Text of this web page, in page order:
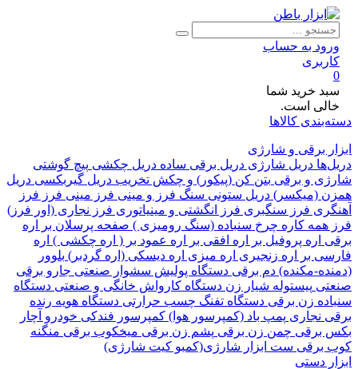
به حساب
خرید شما
است.
کالاها
برقی و شارژی
دریل شارژیدریل برقی ساده دریل چکشیپیچ گوشتی
و برقی بتن کن (پیکور) و چکش تخریبدریل گیربکسیدریل
(میکسر)دریل ستونیسنگ فرز و مینی فرز مینی فرز فرز
فرز سنگبریفرز انگشتی و مینیاتوریفرز نجاری (اور فرز)
کاره چرخ سنباده (سنگ رومیزی )صفحه پرسلان براره
اره پروفیل براره افقی براره عمود بر ( اره چکشی )اره
براره زنجیریاره میزیاره دیسکی (اره گردبر)بلوور
مکنده)دم برقی دستگاه پولیشسشوار صنعتیجارو برقی
پیستولهشیار زندستگاه کارواش خانگی و صنعتیدستگاه
زن برقی دستگاه تفنگ چسب حرارتی دستگاه هویه رنده
نجاریپمپ باد (کمپرسور هوا) کمپرسور فندکی خودروآچار
چمن زن برقی پشم زن برقی میخکوب برقی منگنه
ست ابزار شارژی(کمبو کیت شارژی)
دستی